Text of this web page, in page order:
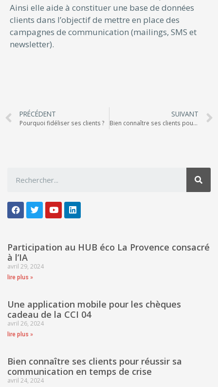
Ainsi elle aide à constituer une base de données
clients dans l’objectif de mettre en place des
campagnes de communication (mailings, SMS et
newsletter).
PRÉCÉDENT
Pourquoi fidéliser ses clients ?
SUIVANT
Bien connaître ses clients pour réussir sa communication en temps de crise
Participation au HUB éco La Provence consacré
à l’IA
avril 29, 2024
lire plus »
Une application mobile pour les chèques
cadeau de la CCI 04
avril 26, 2024
lire plus »
Bien connaître ses clients pour réussir sa
communication en temps de crise
avril 24, 2024